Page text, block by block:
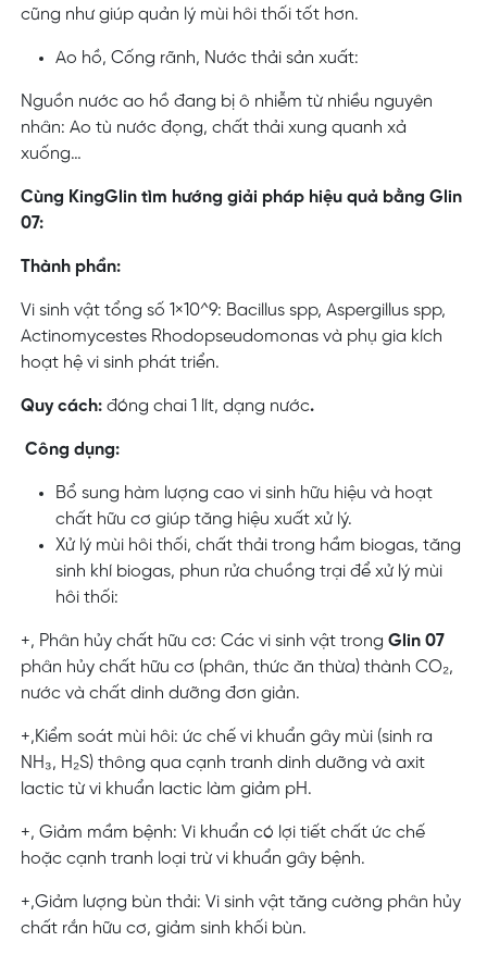
cũng như giúp quản lý mùi hôi thối tốt hơn.
Ao hồ, Cống rãnh, Nước thải sản xuất:
Nguồn nước ao hồ đang bị ô nhiễm từ nhiều nguyên
nhân: Ao tù nước đọng, chất thải xung quanh xả
xuống…
Cùng KingGlin tìm hướng giải pháp hiệu quả bằng Glin
07:
Thành phần:
Vi sinh vật tổng số 1×10^9: Bacillus spp, Aspergillus spp,
Actinomycestes Rhodopseudomonas và phụ gia kích
hoạt hệ vi sinh phát triển.
Quy cách: đóng chai 1 lít, dạng nước.
Công dụng:
Bổ sung hàm lượng cao vi sinh hữu hiệu và hoạt
chất hữu cơ giúp tăng hiệu xuất xử lý.
Xử lý mùi hôi thối, chất thải trong hầm biogas, tăng
sinh khí biogas, phun rửa chuồng trại để xử lý mùi
hôi thối:
+, Phân hủy chất hữu cơ: Các vi sinh vật trong Glin 07
phân hủy chất hữu cơ (phân, thức ăn thừa) thành CO₂,
nước và chất dinh dưỡng đơn giản.
+,Kiểm soát mùi hôi: ức chế vi khuẩn gây mùi (sinh ra
NH₃, H₂S) thông qua cạnh tranh dinh dưỡng và axit
lactic từ vi khuẩn lactic làm giảm pH.
+, Giảm mầm bệnh: Vi khuẩn có lợi tiết chất ức chế
hoặc cạnh tranh loại trừ vi khuẩn gây bệnh.
+,Giảm lượng bùn thải: Vi sinh vật tăng cường phân hủy
chất rắn hữu cơ, giảm sinh khối bùn.